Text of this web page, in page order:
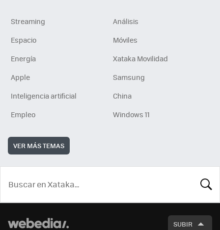
Streaming
Análisis
Espacio
Móviles
Energía
Xataka Movilidad
Apple
Samsung
Inteligencia artificial
China
Empleo
Windows 11
VER MÁS TEMAS
SUBIR